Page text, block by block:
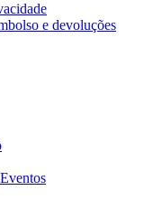
e devoluções